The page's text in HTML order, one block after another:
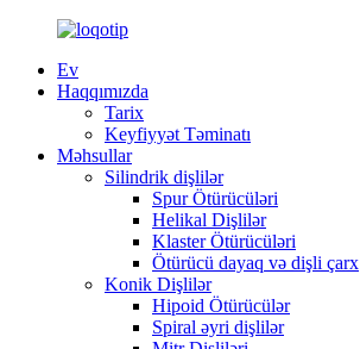
Ev
Haqqımızda
Tarix
Keyfiyyət Təminatı
Məhsullar
Silindrik dişlilər
Spur Ötürücüləri
Helikal Dişlilər
Klaster Ötürücüləri
Ötürücü dayaq və dişli çarx
Konik Dişlilər
Hipoid Ötürücülər
Spiral əyri dişlilər